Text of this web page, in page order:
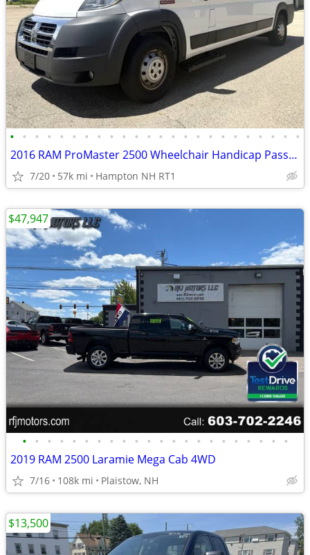
• • • • • • • • • • • • • • • • • • • • • • • •
2016 RAM ProMaster 2500 Wheelchair Handicap Passenger Van LOW Miles
7/20 57k mi Hampton NH RT1
• • • • • • • • • • • • • • • • • • • • • •
2019 RAM 2500 Laramie Mega Cab 4WD
7/16 108k mi Plaistow, NH
$47,947
$13,500